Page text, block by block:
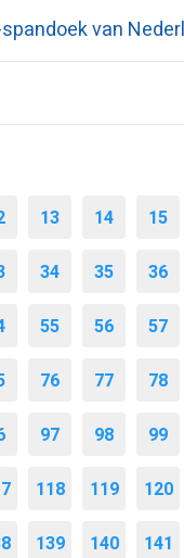
van
13 14 15
34 35 36
55 56 57
76 77 78
97 98 99
118 119 120
139 140 141